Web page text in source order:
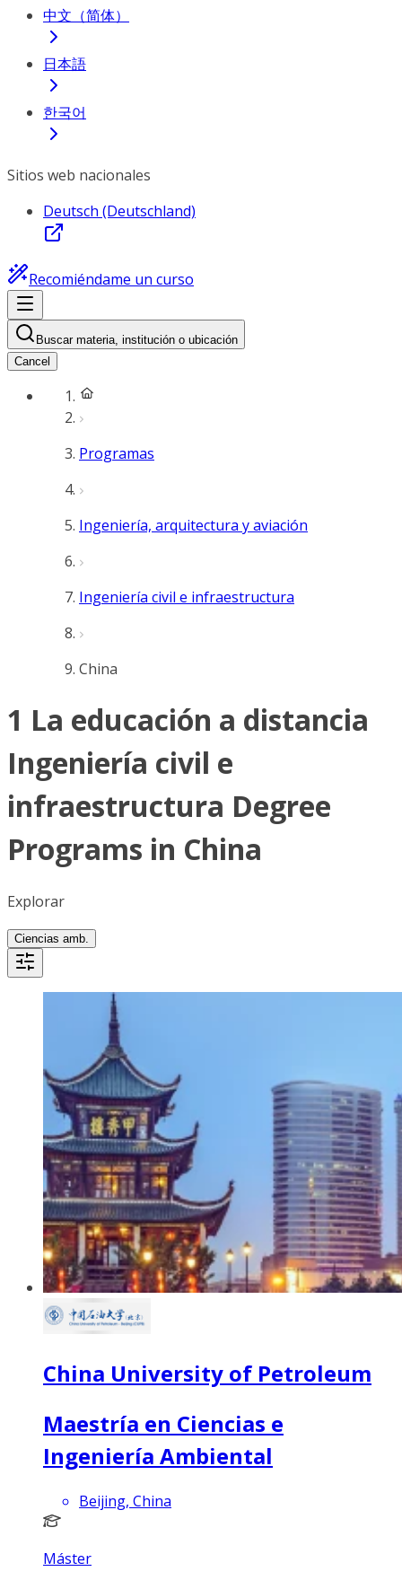
中文（简体）
日本語
한국어
Sitios web nacionales
Deutsch (Deutschland)
Recomiéndame un curso
Buscar materia, institución o ubicación
Cancel
Programas
Ingeniería, arquitectura y aviación
Ingeniería civil e infraestructura
China
1 La educación a distancia
Ingeniería civil e
infraestructura Degree
Programs in China
Explorar
Ciencias amb.
China University of Petroleum
Maestría en Ciencias e
Ingeniería Ambiental
Beijing, China
Máster